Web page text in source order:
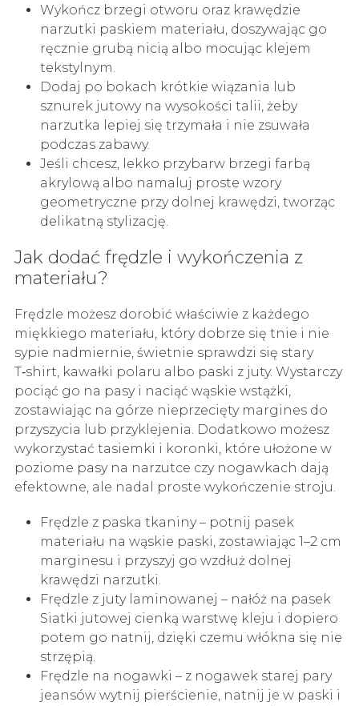
Wykończ brzegi otworu oraz krawędzie
narzutki paskiem materiału, doszywając go
ręcznie grubą nicią albo mocując klejem
tekstylnym.
Dodaj po bokach krótkie wiązania lub
sznurek jutowy na wysokości talii, żeby
narzutka lepiej się trzymała i nie zsuwała
podczas zabawy.
Jeśli chcesz, lekko przybarw brzegi farbą
akrylową albo namaluj proste wzory
geometryczne przy dolnej krawędzi, tworząc
delikatną stylizację.
Jak dodać frędzle i wykończenia z
materiału?
Frędzle możesz dorobić właściwie z każdego
miękkiego materiału, który dobrze się tnie i nie
sypie nadmiernie, świetnie sprawdzi się stary
T‑shirt, kawałki polaru albo paski z juty. Wystarczy
pociąć go na pasy i naciąć wąskie wstążki,
zostawiając na górze nieprzecięty margines do
przyszycia lub przyklejenia. Dodatkowo możesz
wykorzystać tasiemki i koronki, które ułożone w
poziome pasy na narzutce czy nogawkach dają
efektowne, ale nadal proste wykończenie stroju.
Frędzle z paska tkaniny – potnij pasek
materiału na wąskie paski, zostawiając 1–2 cm
marginesu i przyszyj go wzdłuż dolnej
krawędzi narzutki.
Frędzle z juty laminowanej – nałóż na pasek
Siatki jutowej cienką warstwę kleju i dopiero
potem go natnij, dzięki czemu włókna się nie
strzępią.
Frędzle na nogawki – z nogawek starej pary
jeansów wytnij pierścienie, natnij je w paski i